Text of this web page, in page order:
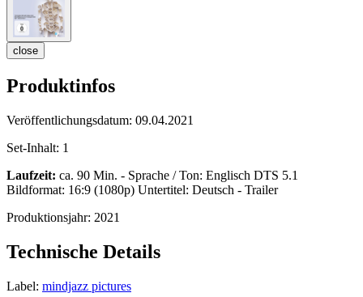
close
Produktinfos
Veröffentlichungsdatum: 09.04.2021
Set-Inhalt: 1
Laufzeit: ca. 90 Min. - Sprache / Ton: Englisch DTS 5.1
Bildformat: 16:9 (1080p) Untertitel: Deutsch - Trailer
Produktionsjahr: 2021
Technische Details
Label: mindjazz pictures